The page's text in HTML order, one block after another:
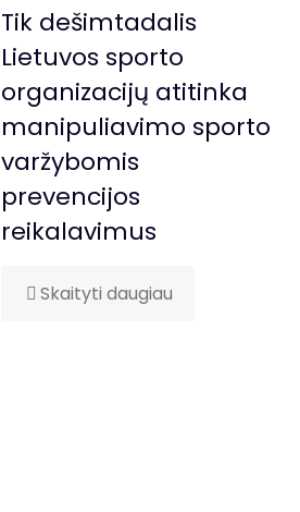
Tik dešimtadalis
Lietuvos sporto
organizacijų atitinka
manipuliavimo sporto
varžybomis
prevencijos
reikalavimus
Skaityti daugiau